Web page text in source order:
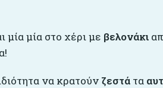
μία μία στο χέρι με βελονάκι
να κρατούν ζεστάτα